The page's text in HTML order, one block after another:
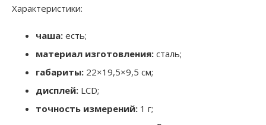
Характеристики:
чаша: есть;
материал изготовления: сталь;
габариты: 22×19,5×9,5 см;
дисплей: LCD;
точность измерений: 1 г;